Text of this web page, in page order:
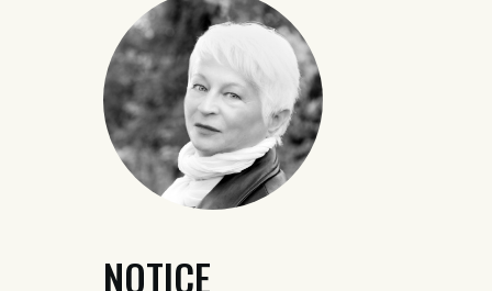
NOTICE